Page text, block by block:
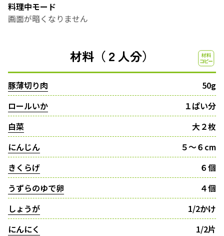
料理中モード
画面が暗くなりません
材料（２人分）
豚薄切り肉
50g
ロールいか
１ぱい分
白菜
大２枚
にんじん
５〜６cm
きくらげ
６個
うずらのゆで卵
４個
しょうが
1/2かけ
にんにく
1/2片